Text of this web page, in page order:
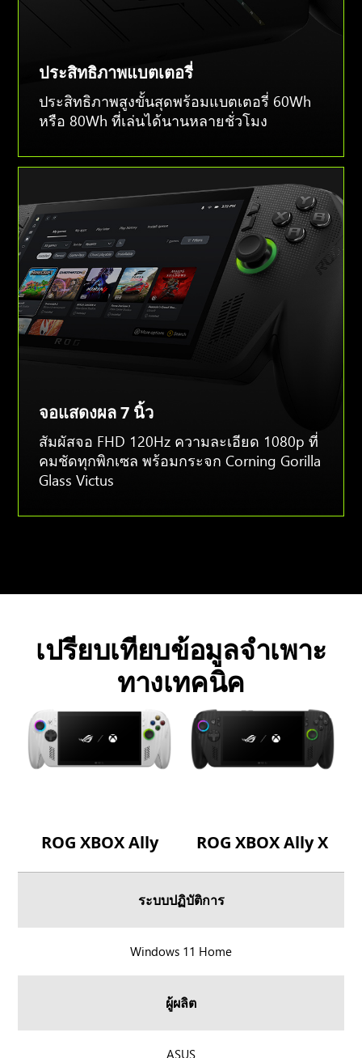
ประสิทธิภาพแบตเตอรี่
ประสิทธิภาพสูงขั้นสุดพร้อมแบตเตอรี่ 60Wh
หรือ 80Wh ที่เล่นได้นานหลายชั่วโมง
จอแสดงผล 7 นิ้ว
สัมผัสจอ FHD 120Hz ความละเอียด 1080p ที่
คมชัดทุกพิกเซล พร้อมกระจก Corning Gorilla
Glass Victus
เปรียบเทียบข้อมูลจำเพาะ
ทางเทคนิค
ROG XBOX Ally ROG XBOX Ally X
ระบบปฏิบัติการ
O
B
Windows 11 Home
ผู้ผลิต
ASUS